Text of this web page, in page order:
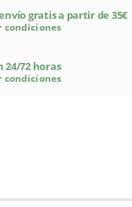
gratis a partir de 35€
condiciones
24/72 horas
condiciones